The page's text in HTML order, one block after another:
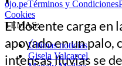
ojo.peTérminos y Condiciones
Cookies
TEMAS:
Últimas noticias
Gisela Valcarcel
El docente carga en
apoyado en un palo,
intensas lluvias se